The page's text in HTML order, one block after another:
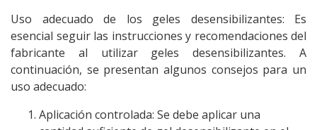
Uso adecuado de los geles desensibilizantes: Es
esencial seguir las instrucciones y recomendaciones del
fabricante al utilizar geles desensibilizantes. A
continuación, se presentan algunos consejos para un
uso adecuado:
Aplicación controlada: Se debe aplicar una